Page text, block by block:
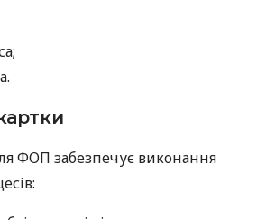
ФОП забезпечує виконання